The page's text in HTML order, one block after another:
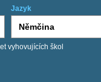
Jazyk
vyhovujících škol